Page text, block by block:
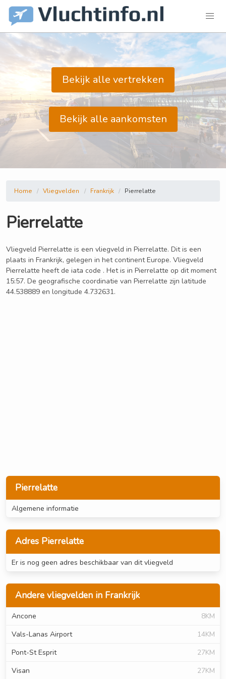
Bekijk alle vertrekken
Bekijk alle aankomsten
Pierrelatte
Algemene informatie
Adres Pierrelatte
Er is nog geen adres beschikbaar van dit vliegveld
Andere vliegvelden in Frankrijk
Ancone
8KM
Vals-Lanas Airport
14KM
Pont-St Esprit
27KM
Visan
27KM
Home Vliegvelden Frankrijk Pierrelatte
Pierrelatte
Vliegveld Pierrelatte is een vliegveld in Pierrelatte. Dit is een
plaats in Frankrijk, gelegen in het continent Europe. Vliegveld
Pierrelatte heeft de iata code . Het is in Pierrelatte op dit moment
15:57. De geografische coordinatie van Pierrelatte zijn latitude
44.538889 en longitude 4.732631.